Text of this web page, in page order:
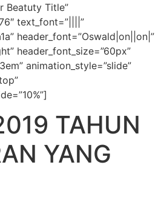
Beatuty Title”
text_font=”||||”
header_font=”Oswald|on||on|”
header_font_size=”60px”
animation_style=”slide”
TAHUN
YANG